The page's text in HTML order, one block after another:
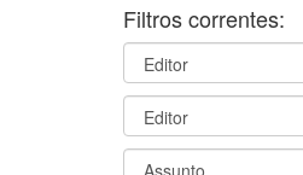
Filtros correntes: